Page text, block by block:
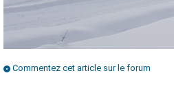
Commentez cet article sur le forum